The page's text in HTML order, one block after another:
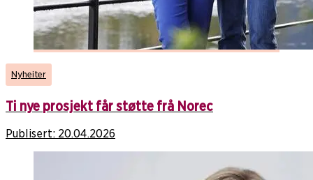
Nyheiter
Ti nye prosjekt får støtte frå Norec
Publisert: 20.04.2026